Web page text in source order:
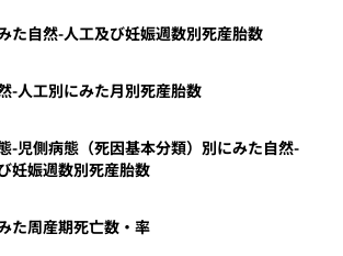
た自然-人工及び妊娠週数別死産胎数
-人工別にみた月別死産胎数
-児側病態（死因基本分類）別にみた自然-
妊娠週数別死産胎数
た周産期死亡数・率